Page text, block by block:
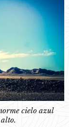
cielo azul